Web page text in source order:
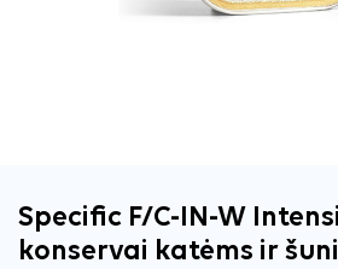
Specific F/C-IN-W
konservai katėms ir